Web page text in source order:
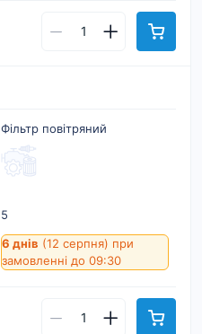
Фільтр повітряний
5
6 днів (12 серпня) при
замовленні до 09:30